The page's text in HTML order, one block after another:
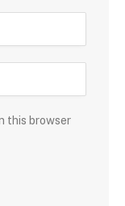
this browser